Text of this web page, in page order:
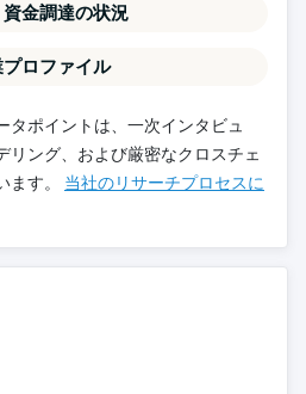
金調達の状況
ロファイル
タポイントは、一次インタビュ
リング、および厳密なクロスチェ
ます。 当社のリサーチプロセスに